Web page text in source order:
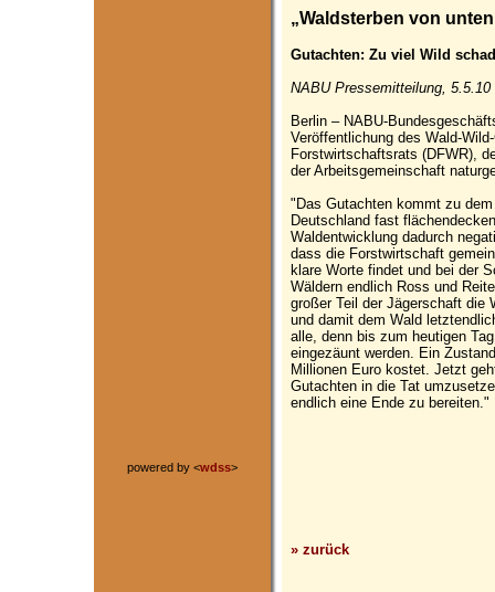
powered by <wdss>
„Waldsterben von
Gutachten: Zu viel Wild
NABU Pressemitteilung, 5.5.10
Berlin – NABU-
Veröffentlichung des Wald-
Forstwirtschaftsrats (DFWR),
der Arbeitsgemeinschaft
"Das Gutachten kommt zu
Deutschland fast
Waldentwicklung dadurch
dass die Forstwirtschaft
klare Worte findet und bei der
Wäldern endlich Ross und
großer Teil der Jägerschaft die
und damit dem Wald
alle, denn bis zum heutigen
eingezäunt werden. Ein
Millionen Euro kostet. Jetzt
Gutachten in die Tat
endlich eine Ende zu bereiten."
» zurück